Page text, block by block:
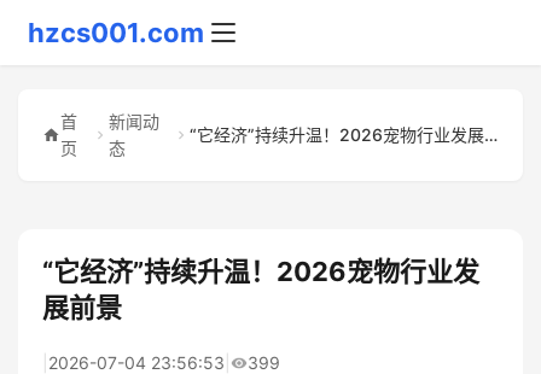
hzcs001.com
首
页
新闻动
态
“它经济”持续升温！2026宠物行业发展前景
“它经济”持续升温！2026宠物行业发
展前景
2026-07-04 23:56:53 399